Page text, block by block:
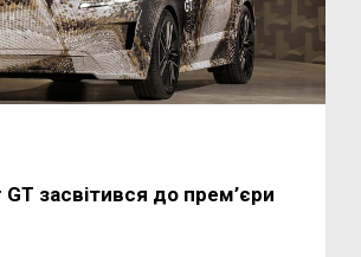
GT засвітився до прем’єри